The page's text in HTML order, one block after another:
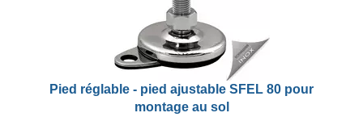
Pied réglable - pied ajustable SFEL 80 pour
montage au sol